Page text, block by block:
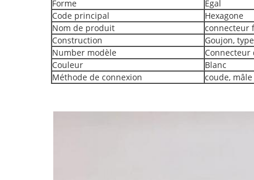
Forme
Égal
Code principal
Hexagone
Nom de produit
connecteur
Construction
Goujon,
Number modèle
Connecteur
Couleur
Blanc
Méthode de connexion
coude, mâle